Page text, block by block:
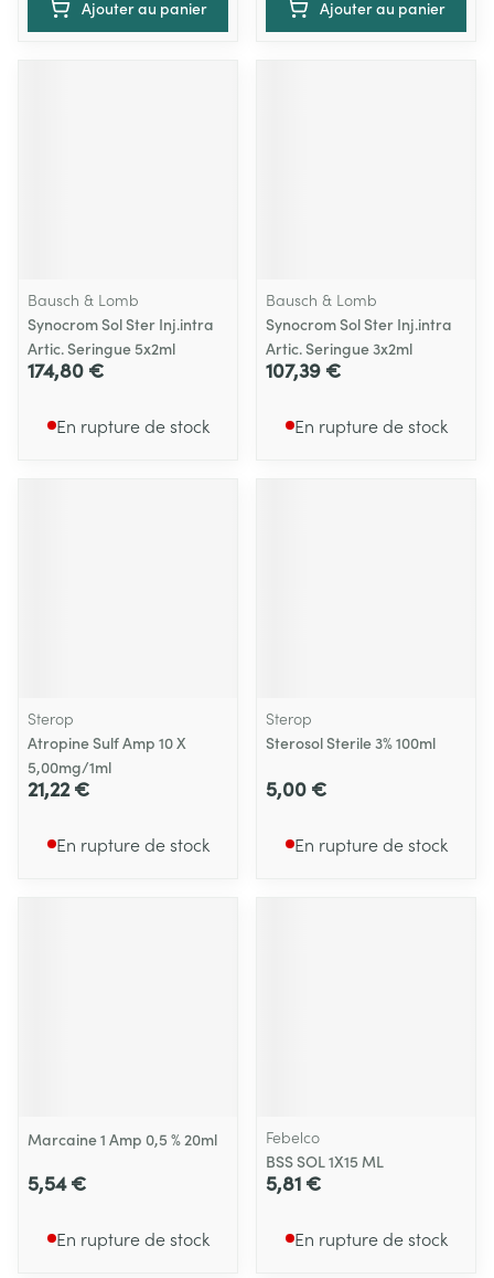
Ajouter au panier Ajouter au panier
Bausch & Lomb
Synocrom Sol Ster Inj.intra
Artic. Seringue 5x2ml
174,80 €
En rupture de stock
Bausch & Lomb
Synocrom Sol Ster Inj.intra
Artic. Seringue 3x2ml
107,39 €
En rupture de stock
Sterop
Atropine Sulf Amp 10 X
5,00mg/1ml
21,22 €
En rupture de stock
Sterop
Sterosol Sterile 3% 100ml
5,00 €
En rupture de stock
Marcaine 1 Amp 0,5 % 20ml
5,54 €
En rupture de stock
Febelco
BSS SOL 1X15 ML
5,81 €
En rupture de stock